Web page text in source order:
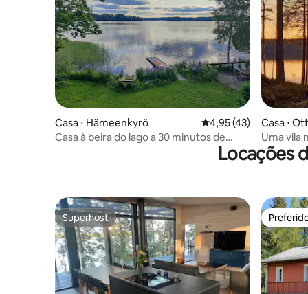
Casa ⋅ Hämeenkyrö 4,95 de uma
4,95 (43)
Casa à beira do lago a 30 minutos de
Casa ⋅
Uma vila
beira do
Locações
Superhost
Superhost